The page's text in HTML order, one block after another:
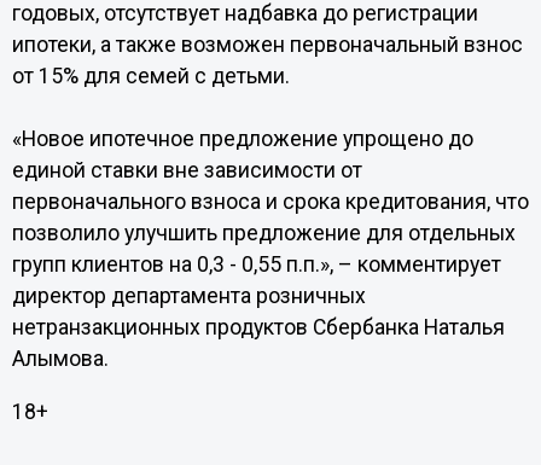
годовых, отсутствует надбавка до регистрации
ипотеки, а также возможен первоначальный взнос
от 15% для семей с детьми.
«Новое ипотечное предложение упрощено до
единой ставки вне зависимости от
первоначального взноса и срока кредитования, что
позволило улучшить предложение для отдельных
групп клиентов на 0,3 - 0,55 п.п.», – комментирует
директор департамента розничных
нетранзакционных продуктов Сбербанка Наталья
Алымова.
18+